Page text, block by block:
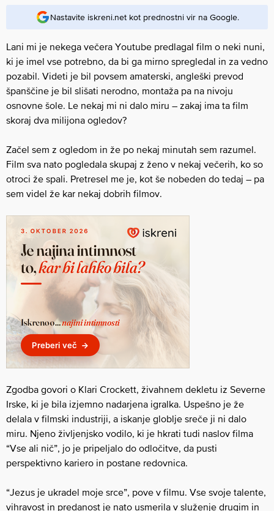
Nastavite iskreni.net kot prednostni vir na Google.
Lani mi je nekega večera Youtube predlagal film o neki nuni,
ki je imel vse potrebno, da bi ga mirno spregledal in za vedno
pozabil. Videti je bil povsem amaterski, angleški prevod
španščine je bil slišati nerodno, montaža pa na nivoju
osnovne šole. Le nekaj mi ni dalo miru – zakaj ima ta film
skoraj dva milijona ogledov?
Začel sem z ogledom in že po nekaj minutah sem razumel.
Film sva nato pogledala skupaj z ženo v nekaj večerih, ko so
otroci že spali. Pretresel me je, kot še nobeden do tedaj – pa
sem videl že kar nekaj dobrih filmov.
Zgodba govori o Klari Crockett, živahnem dekletu iz Severne
Irske, ki je bila izjemno nadarjena igralka. Uspešno je že
delala v filmski industriji, a iskanje globlje sreče ji ni dalo
miru. Njeno življenjsko vodilo, ki je hkrati tudi naslov filma
“Vse ali nič”, jo je pripeljalo do odločitve, da pusti
perspektivno kariero in postane redovnica.
“Jezus je ukradel moje srce”, pove v filmu. Vse svoje talente,
vihravost in predanost je nato usmerila v služenje drugim in